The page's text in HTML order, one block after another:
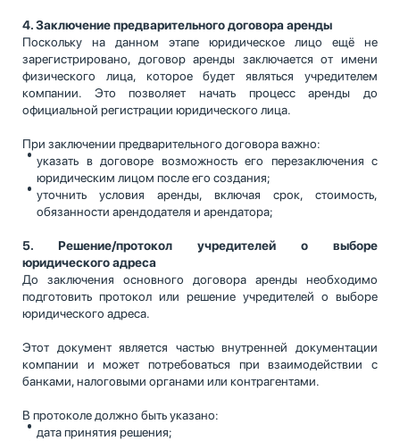
4. Заключение предварительного договора аренды
Поскольку на данном этапе юридическое лицо ещё не
зарегистрировано, договор аренды заключается от имени
физического лица, которое будет являться учредителем
компании. Это позволяет начать процесс аренды до
официальной регистрации юридического лица.
При заключении предварительного договора важно:
указать в договоре возможность его перезаключения с
юридическим лицом после его создания;
уточнить условия аренды, включая срок, стоимость,
обязанности арендодателя и арендатора;
5. Решение/протокол учредителей о выборе
юридического адреса
До заключения основного договора аренды необходимо
подготовить протокол или решение учредителей о выборе
юридического адреса.
Этот документ является частью внутренней документации
компании и может потребоваться при взаимодействии с
банками, налоговыми органами или контрагентами.
В протоколе должно быть указано:
дата принятия решения;